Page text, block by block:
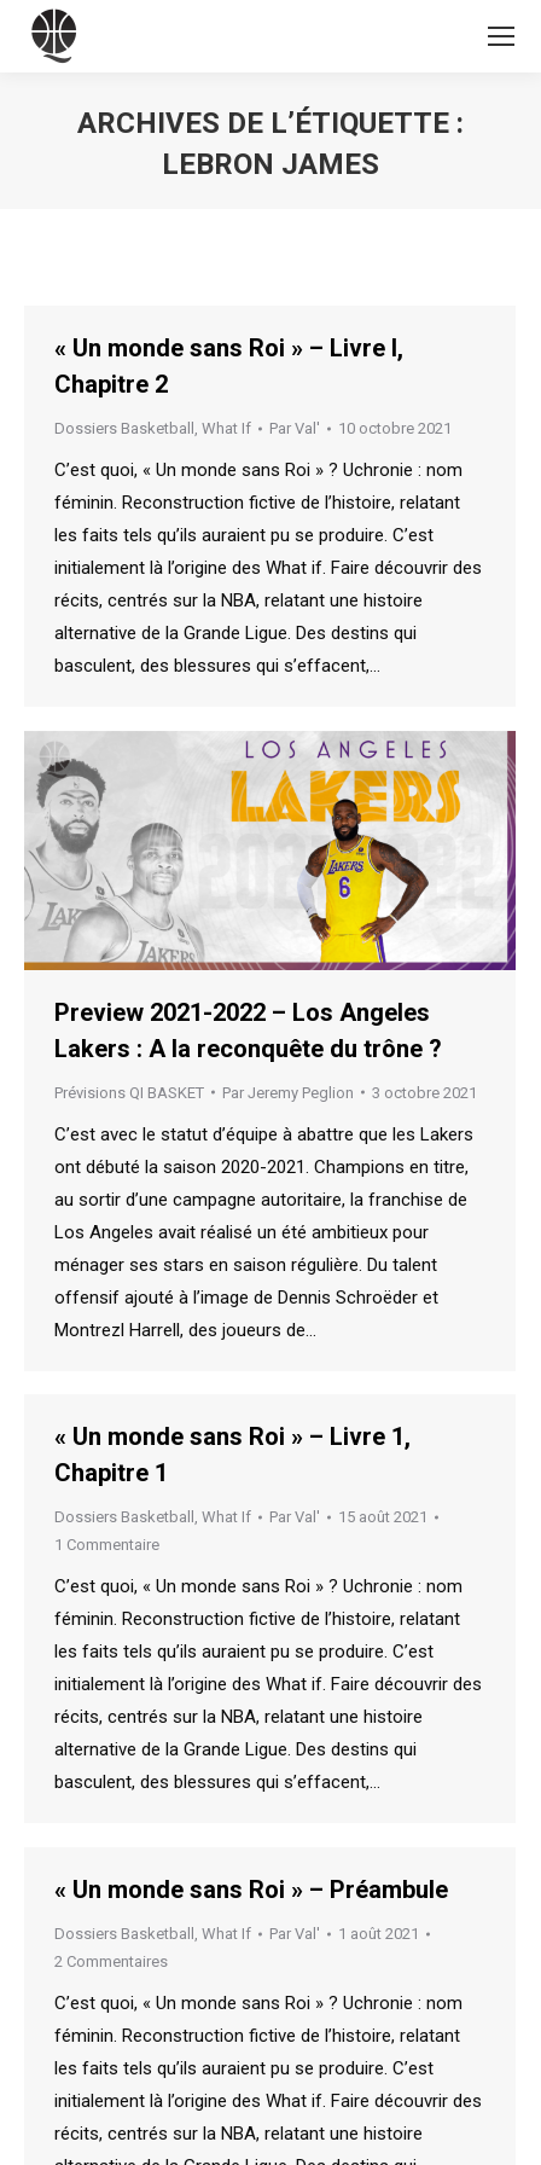
ARCHIVES DE L’ÉTIQUETTE :
LEBRON JAMES
« Un monde sans Roi » – Livre I,
Chapitre 2
Dossiers Basketball , What If Par Val' 10 octobre 2021
C’est quoi, « Un monde sans Roi » ? Uchronie : nom
féminin. Reconstruction fictive de l’histoire, relatant
les faits tels qu’ils auraient pu se produire. C’est
initialement là l’origine des What if. Faire découvrir des
récits, centrés sur la NBA, relatant une histoire
alternative de la Grande Ligue. Des destins qui
basculent, des blessures qui s’effacent,…
Preview 2021-2022 – Los Angeles
Lakers : A la reconquête du trône ?
Prévisions QI BASKET Par Jeremy Peglion 3 octobre 2021
C’est avec le statut d’équipe à abattre que les Lakers
ont débuté la saison 2020-2021. Champions en titre,
au sortir d’une campagne autoritaire, la franchise de
Los Angeles avait réalisé un été ambitieux pour
ménager ses stars en saison régulière. Du talent
offensif ajouté à l’image de Dennis Schroëder et
Montrezl Harrell, des joueurs de…
« Un monde sans Roi » – Livre 1,
Chapitre 1
Dossiers Basketball , What If Par Val'
15 août 2021
1 Commentaire
C’est quoi, « Un monde sans Roi » ? Uchronie : nom
féminin. Reconstruction fictive de l’histoire, relatant
les faits tels qu’ils auraient pu se produire. C’est
initialement là l’origine des What if. Faire découvrir des
récits, centrés sur la NBA, relatant une histoire
alternative de la Grande Ligue. Des destins qui
basculent, des blessures qui s’effacent,…
« Un monde sans Roi » – Préambule
Dossiers Basketball , What If Par Val'
1 août 2021
2 Commentaires
C’est quoi, « Un monde sans Roi » ? Uchronie : nom
féminin. Reconstruction fictive de l’histoire, relatant
les faits tels qu’ils auraient pu se produire. C’est
initialement là l’origine des What if. Faire découvrir des
récits, centrés sur la NBA, relatant une histoire